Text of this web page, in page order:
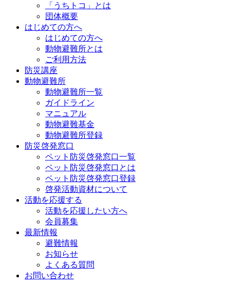
「うちトコ」とは
団体概要
はじめての方へ
はじめての方へ
動物避難所とは
ご利用方法
防災講座
動物避難所
動物避難所一覧
ガイドライン
マニュアル
動物避難基金
動物避難所登録
防災啓発窓口
ペット防災啓発窓口一覧
ペット防災啓発窓口とは
ペット防災啓発窓口登録
啓発活動資材について
活動を応援する
活動を応援したい方へ
会員募集
最新情報
避難情報
お知らせ
よくある質問
お問い合わせ